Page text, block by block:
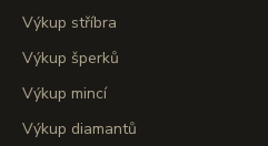
Výkup stříbra
Výkup šperků
Výkup mincí
Výkup diamantů